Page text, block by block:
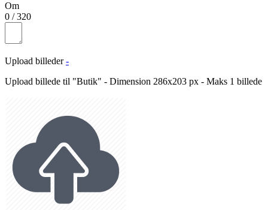
Om
0 /320
Upload billeder -
Upload billede til "Butik" - Dimension 286x203 px - Maks 1 billede